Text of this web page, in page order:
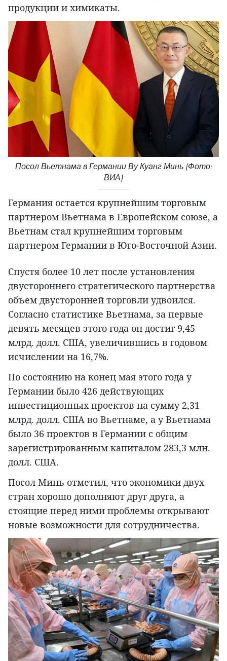
продукции и химикаты.
Посол Вьетнама в Германии Ву Куанг Минь (Фото:
ВИА)
Германия остается крупнейшим торговым
партнером Вьетнама в Европейском союзе, а
Вьетнам стал крупнейшим торговым
партнером Германии в Юго-Восточной Азии.
Спустя более 10 лет после установления
двустороннего стратегического партнерства
объем двусторонней торговли удвоился.
Согласно статистике Вьетнама, за первые
девять месяцев этого года он достиг 9,45
млрд. долл. США, увеличившись в годовом
исчислении на 16,7%.
По состоянию на конец мая этого года у
Германии было 426 действующих
инвестиционных проектов на сумму 2,31
млрд. долл. США во Вьетнаме, а у Вьетнама
было 36 проектов в Германии с общим
зарегистрированным капиталом 283,3 млн.
долл. США.
Посол Минь отметил, что экономики двух
стран хорошо дополняют друг друга, а
стоящие перед ними проблемы открывают
новые возможности для сотрудничества.